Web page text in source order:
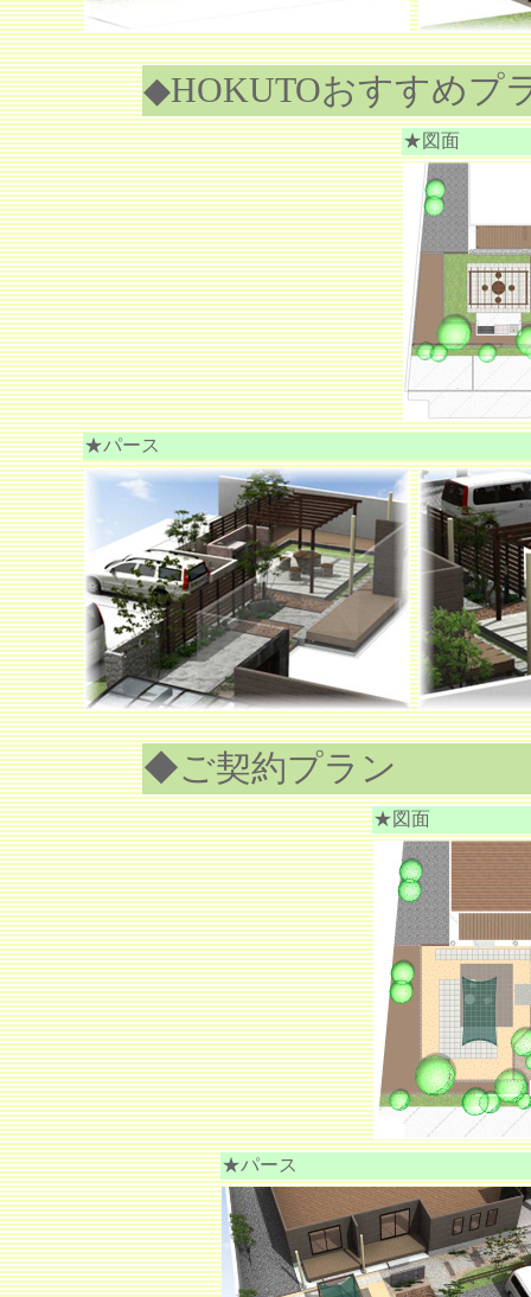
◆HOKUTOおすすめプ
★図面
★パース
◆ご契約プラン
★図面
★パース